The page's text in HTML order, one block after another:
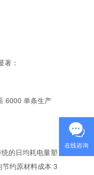
：
6000 单条生产
的日均耗电量塑
约原材料成本 3
在线咨询